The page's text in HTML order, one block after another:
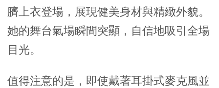
臍上衣登場，展現健美身材與精緻外貌。
她的舞台氣場瞬間突顯，自信地吸引全場
目光。
值得注意的是，即使戴著耳掛式麥克風並